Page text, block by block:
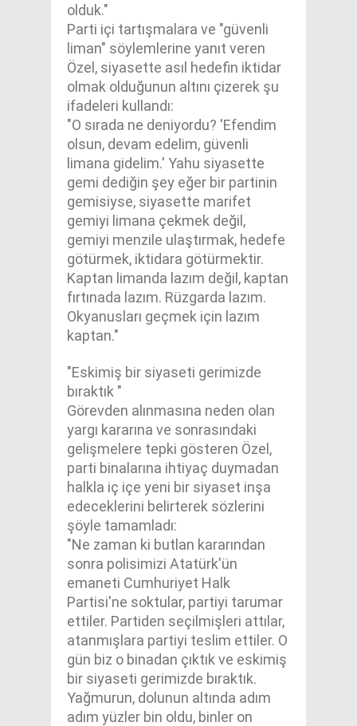
olduk."
Parti içi tartışmalara ve "güvenli
liman" söylemlerine yanıt veren
Özel, siyasette asıl hedefin iktidar
olmak olduğunun altını çizerek şu
ifadeleri kullandı:
"O sırada ne deniyordu? 'Efendim
olsun, devam edelim, güvenli
limana gidelim.' Yahu siyasette
gemi dediğin şey eğer bir partinin
gemisiyse, siyasette marifet
gemiyi limana çekmek değil,
gemiyi menzile ulaştırmak, hedefe
götürmek, iktidara götürmektir.
Kaptan limanda lazım değil, kaptan
fırtınada lazım. Rüzgarda lazım.
Okyanusları geçmek için lazım
kaptan."
"Eskimiş bir siyaseti gerimizde
bıraktık "
Görevden alınmasına neden olan
yargı kararına ve sonrasındaki
gelişmelere tepki gösteren Özel,
parti binalarına ihtiyaç duymadan
halkla iç içe yeni bir siyaset inşa
edeceklerini belirterek sözlerini
şöyle tamamladı:
"Ne zaman ki butlan kararından
sonra polisimizi Atatürk'ün
emaneti Cumhuriyet Halk
Partisi'ne soktular, partiyi tarumar
ettiler. Partiden seçilmişleri attılar,
atanmışlara partiyi teslim ettiler. O
gün biz o binadan çıktık ve eskimiş
bir siyaseti gerimizde bıraktık.
Yağmurun, dolunun altında adım
adım yüzler bin oldu, binler on